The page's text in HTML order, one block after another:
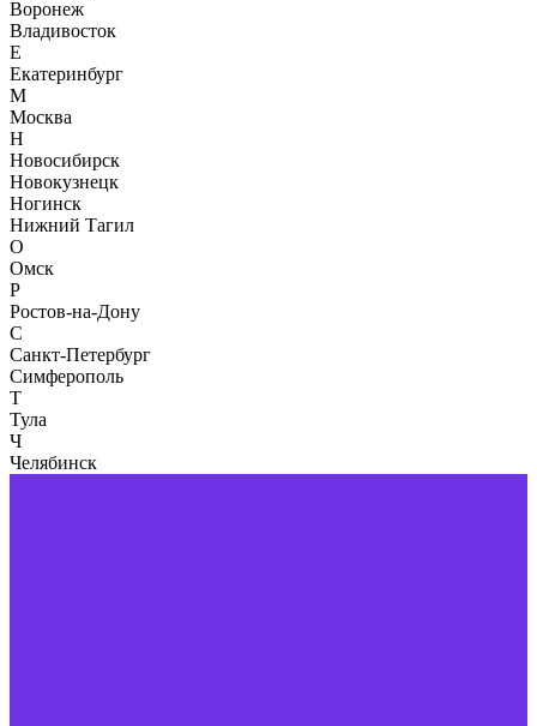
Воронеж
Владивосток
Е
Екатеринбург
М
Москва
Н
Новосибирск
Новокузнецк
Ногинск
Нижний Тагил
О
Омск
Р
Ростов-на-Дону
С
Санкт-Петербург
Симферополь
Т
Тула
Ч
Челябинск